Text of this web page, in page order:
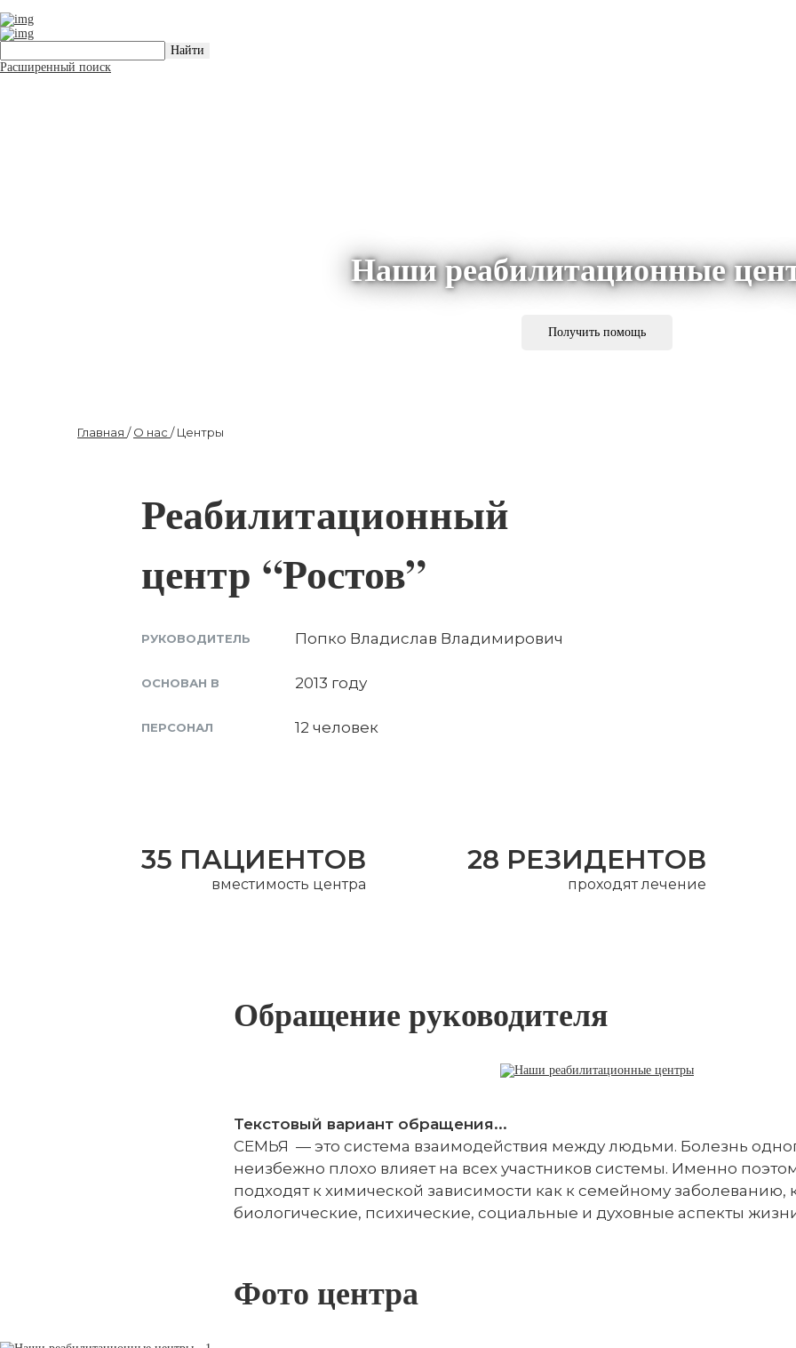
Расширенный поиск
Наши реабилитационные
Получить помощь
Главная /О нас /Центры
Реабилитационный
центр “Ростов”
РУКОВОДИТЕЛЬ Попко Владислав Владимирович
ОСНОВАН В 2013 году
ПЕРСОНАЛ 12 человек
35 ПАЦИЕНТОВ
вместимость центра
28 РЕЗИДЕНТОВ
проходят лечение
Обращение руководителя
Текстовый вариант обращения...
СЕМЬЯ — это система взаимодействия между людьми. Болезнь
неизбежно плохо влияет на всех участников системы. Именно
подходят к химической зависимости как к семейному заболеванию,
биологические, психические, социальные и духовные аспекты
Фото центра